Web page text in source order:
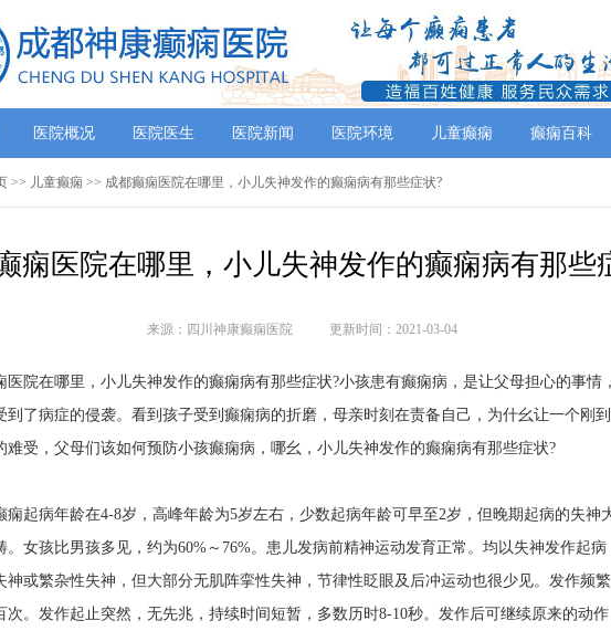
医院概况 医院医生 医院新闻 医院环境 儿童癫痫 癫痫百科
>> 儿童癫痫 >> 成都癫痫医院在哪里，小儿失神发作的癫痫病有那些症状?
痫医院在哪里，小儿失神发作的癫痫病有那些
来源：四川神康癫痫医院 更新时间：2021-03-04
在哪里，小儿失神发作的癫痫病有那些症状?小孩患有癫痫病，是让父母担心的事情
到了病症的侵袭。看到孩子受到癫痫病的折磨，母亲时刻在责备自己，为什幺让一个刚
难受，父母们该如何预防小孩癫痫病，哪幺，小儿失神发作的癫痫病有那些症状?
痫起病年龄在4-8岁，高峰年龄为5岁左右，少数起病年龄可早至2岁，但晚期起病的失神
。女孩比男孩多见，约为60%～76%。患儿发病前精神运动发育正常。均以失神发作起
神或繁杂性失神，但大部分无肌阵挛性失神，节律性眨眼及后冲运动也很少见。发作频
次。发作起止突然，无先兆，持续时间短暂，多数历时8-10秒。发作后可继续原来的动